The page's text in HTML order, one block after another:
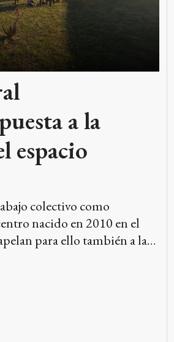
a la
espacio
colectivo como
nacido en 2010 en el
para ello también a la
un bono